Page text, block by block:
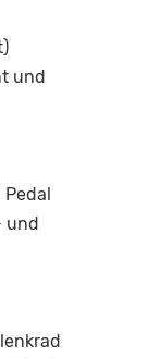
und
und